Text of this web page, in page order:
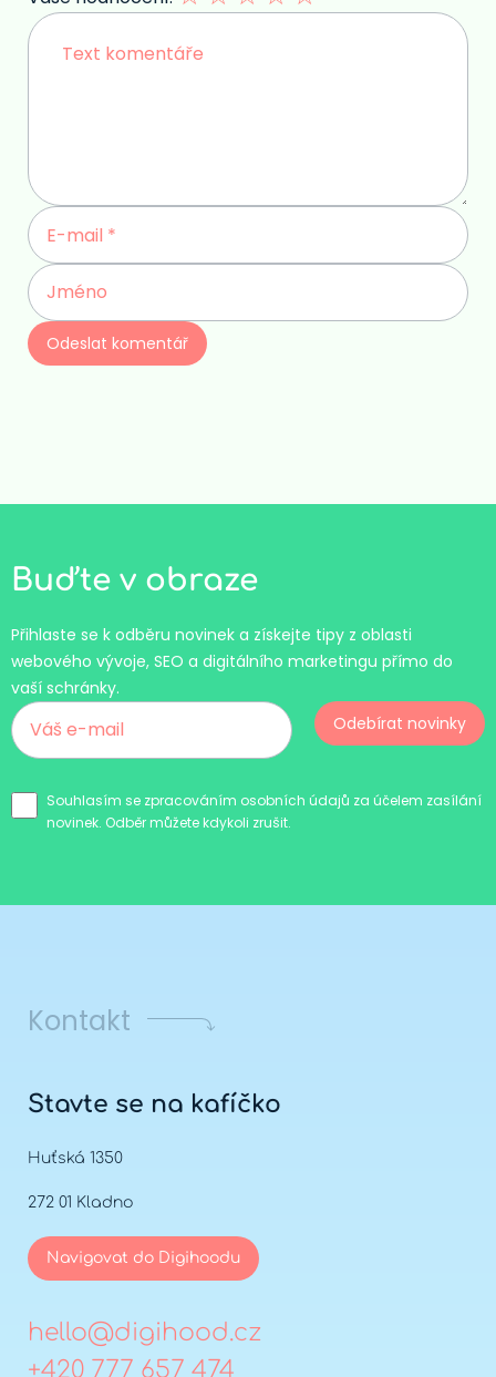
Buďte v obraze
Přihlaste se k odběru novinek a získejte tipy z oblasti
webového vývoje, SEO a digitálního marketingu přímo do
vaší schránky.
Odebírat novinky
Souhlasím se zpracováním osobních údajů za účelem zasílání
novinek. Odběr můžete kdykoli zrušit.
Kontakt
Stavte se na kafíčko
Huťská 1350
272 01 Kladno
Navigovat do Digihoodu
hello@digihood.cz
+420 777 657 474